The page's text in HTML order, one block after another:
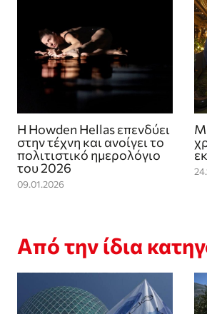
Η Howden Hellas επενδύει
στην τέχνη και ανοίγει το
πολιτιστικό ημερολόγιο
του 2026
09.01.2026
Από την ίδια